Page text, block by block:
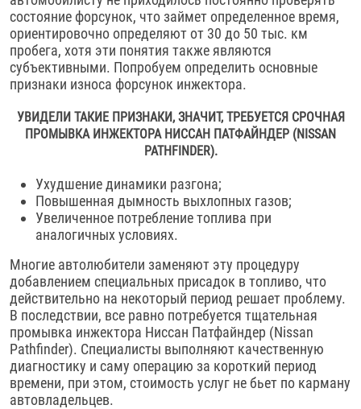
состояние форсунок, что займет определенное время,
ориентировочно определяют от 30 до 50 тыс. км
пробега, хотя эти понятия также являются
субъективными. Попробуем определить основные
признаки износа форсунок инжектора.
УВИДЕЛИ ТАКИЕ ПРИЗНАКИ, ЗНАЧИТ, ТРЕБУЕТСЯ СРОЧНАЯ
ПРОМЫВКА ИНЖЕКТОРА НИССАН ПАТФАЙНДЕР (NISSAN
PATHFINDER).
Ухудшение динамики разгона;
Повышенная дымность выхлопных газов;
Увеличенное потребление топлива при
аналогичных условиях.
Многие автолюбители заменяют эту процедуру
добавлением специальных присадок в топливо, что
действительно на некоторый период решает проблему.
В последствии, все равно потребуется тщательная
промывка инжектора Ниссан Патфайндер (Nissan
Pathfinder). Специалисты выполняют качественную
диагностику и саму операцию за короткий период
времени, при этом, стоимость услуг не бьет по карману
автовладельцев.